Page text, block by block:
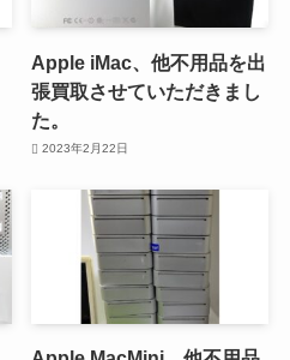
Apple iMac、他不用品を出
張買取させていただきまし
た。
2023年2月22日